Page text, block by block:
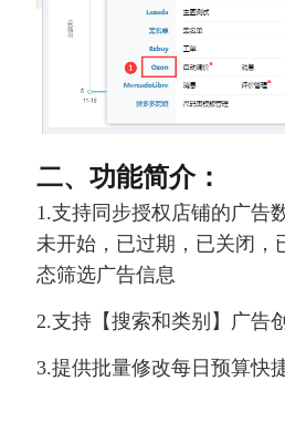
二、 功能简介：
1.支持同步授权店铺的广告
未开始，已过期，已关闭，
态筛选广告信息
2.支持【搜索和类别】广告
3.提供批量修改每日预算快